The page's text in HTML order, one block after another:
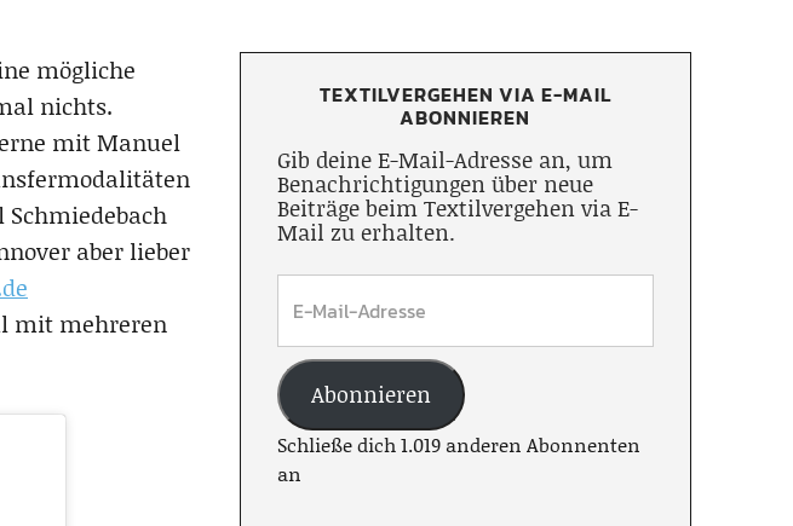
mögliche
nichts.
mit Manuel
aber lieber
mit mehreren
TEXTILVERGEHEN VIA E-MAIL
ABONNIEREN
Gib deine E-Mail-Adresse an, um
Benachrichtigungen über neue
Beiträge beim Textilvergehen via E-
Mail zu erhalten.
Abonnieren
Schließe dich 1.019 anderen Abonnenten
an